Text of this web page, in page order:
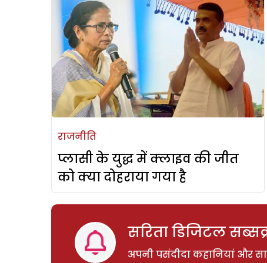
राजनीति
प्लासी के युद्ध में क्लाइव की जीत
को क्या दोहराया गया है
सरिता डिजिटल
अपनी पसंदीदा कहानियां और